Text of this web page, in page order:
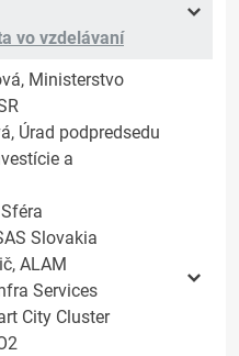
vo vzdelávaní
Ministerstvo
Úrad podpredsedu
a
Slovakia
ALAM
Services
City Cluster